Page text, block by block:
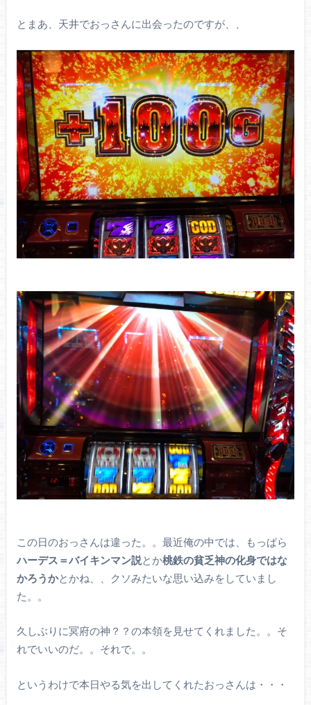
とまあ、天井でおっさんに出会ったのですが、、
この日のおっさんは違った。。最近俺の中では、もっぱら
ハーデス＝バイキンマン説とか桃鉄の貧乏神の化身ではな
かろうかとかね、、クソみたいな思い込みをしていまし
た。。
久しぶりに冥府の神？？の本領を見せてくれました。。そ
れでいいのだ。。それで。。
というわけで本日やる気を出してくれたおっさんは・・・